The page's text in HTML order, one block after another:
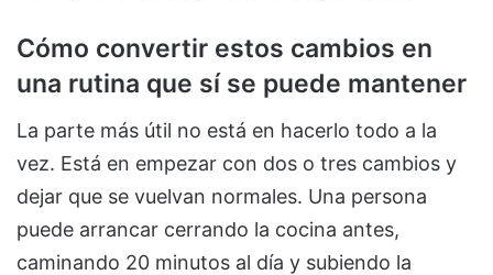
Cómo convertir estos cambios en
una rutina que sí se puede mantener
La parte más útil no está en hacerlo todo a la
vez. Está en empezar con dos o tres cambios y
dejar que se vuelvan normales. Una persona
puede arrancar cerrando la cocina antes,
caminando 20 minutos al día y subiendo la